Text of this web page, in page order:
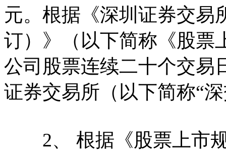
元。根据《深圳证券交易
订）》（以下简称《股票
公司股票连续二十个交易
证券交易所（以下简称“
2、 根据《股票上市规